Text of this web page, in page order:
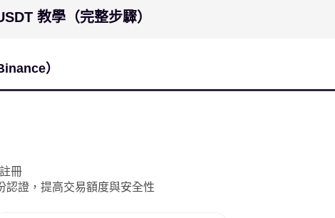
教學（完整步驟）
）
冊
認證，提高交易額度與安全性